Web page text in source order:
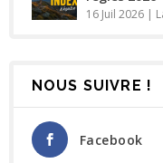
16 Juil 2026|
NOUS SUIVRE !
Facebook